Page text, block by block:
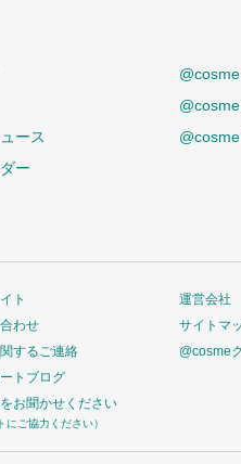
ース
ー
ト
わせ
するご連絡
トブログ
お聞かせください
にご協力ください）
運営会社
サイトマ
@cosme